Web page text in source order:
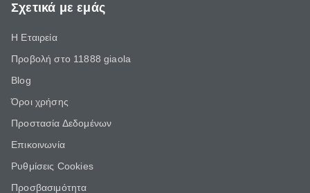
Σχετικά με εμάς
Η Εταιρεία
Προβολή στο 11888 giaola
Blog
Όροι χρήσης
Προστασία Δεδομένων
Επικοινωνία
Ρυθμίσεις Cookies
Προσβασιμότητα